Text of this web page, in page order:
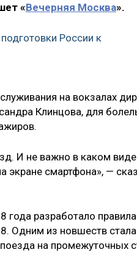
«Вечерняя Москва».
России к
на вокзалах
Клинцова, для
И не важно в каком
экране смартфона», —
года разработало
Одним из новшеств
на промежуточных